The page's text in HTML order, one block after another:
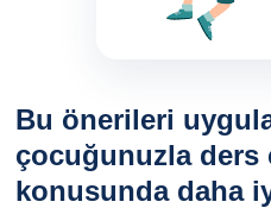
Bu önerileri
çocuğunuzla ders
konusunda daha